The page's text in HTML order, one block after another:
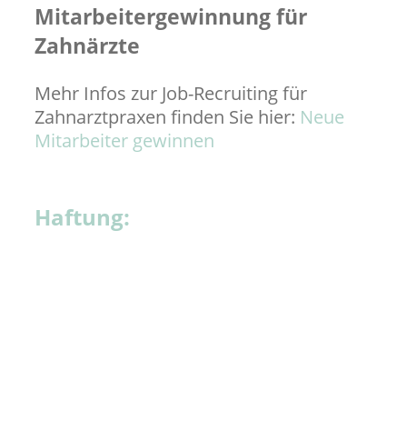
Mitarbeitergewinnung für
Zahnärzte
Mehr Infos zur Job-Recruiting für
Zahnarztpraxen finden Sie hier: Neue
Mitarbeiter gewinnen
Haftung: